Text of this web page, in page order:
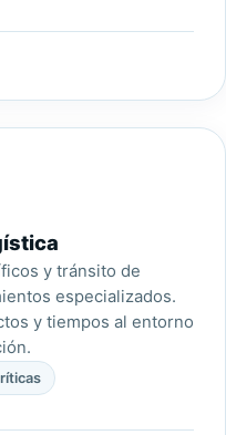
y tránsito de
especializados.
y tiempos al entorno